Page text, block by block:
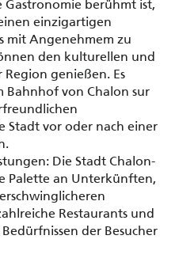
berühmt ist,
einzigartigen
mit Angenehmem zu
den kulturellen und
genießen. Es
Bahnhof von Chalon sur
Stadt vor oder nach einer
Die Stadt Chalon-
Palette an Unterkünften,
Restaurants und
der Besucher